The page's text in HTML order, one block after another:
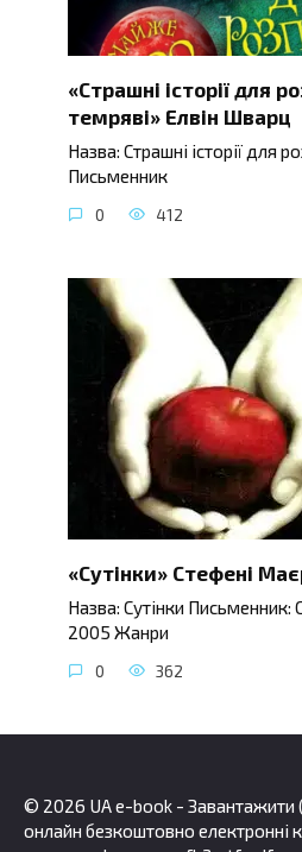
«Страшні історії для
темряві» Елвін Шварц
Назва: Страшні історії для
Письменник
0 412
«Сутінки» Стефені
Назва: Сутінки Письменник:
2005 Жанри
0 362
© 2026 UA e-book - Завантажити
онлайн безкоштовно електронні